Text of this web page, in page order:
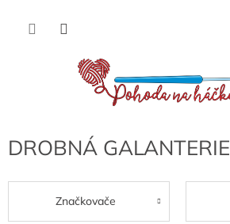
obsah
DROBNÁ GALANTERIE
Značkovače